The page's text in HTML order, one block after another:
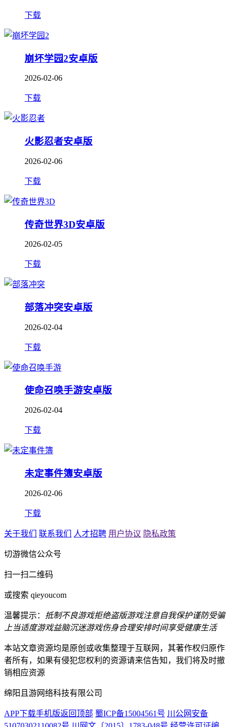
下载
崩坏学园2安卓版
2026-02-06
下载
火影忍者安卓版
2026-02-06
下载
传奇世界3D安卓版
2026-02-05
下载
部落冲突安卓版
2026-02-04
下载
使命召唤手游安卓版
2026-02-04
下载
未定事件簿安卓版
2026-02-06
下载
关于我们 联系我们 人才招聘 用户协议 隐私政策
切游微信公众号
扫一扫二维码
或搜索 qieyoucom
温馨提示： 抵制不良游戏拒绝盗版游戏注意自我保护谨防受骗
上当适度游戏益脑沉迷游戏伤身合理安排时间享受健康生活
本站文章资源均是原创或收集整理于互联网，其著作权归原作
者所有，如果有侵犯您权利的资源请来信告知，我们将及时撤
销相应资源
绵阳且游网络科技有限公司
APP下载手机版返回顶部 蜀ICP备15004561号 川公网安备